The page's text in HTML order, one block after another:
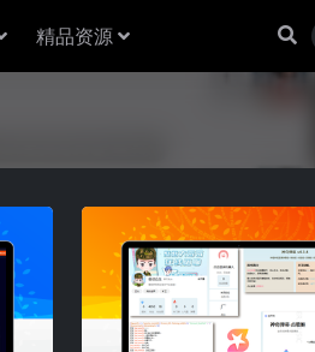
精品资源